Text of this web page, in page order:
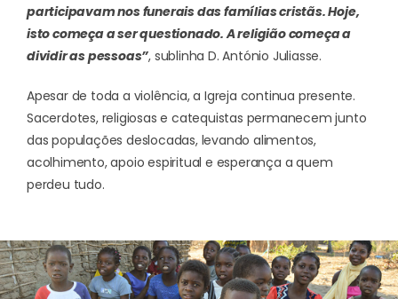
participavam nos funerais das famílias cristãs. Hoje,
isto começa a ser questionado. A religião começa a
dividir as pessoas”, sublinha D. António Juliasse.
Apesar de toda a violência, a Igreja continua presente.
Sacerdotes, religiosas e catequistas permanecem junto
das populações deslocadas, levando alimentos,
acolhimento, apoio espiritual e esperança a quem
perdeu tudo.